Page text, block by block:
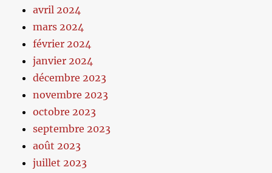
avril 2024
mars 2024
février 2024
janvier 2024
décembre 2023
novembre 2023
octobre 2023
septembre 2023
août 2023
juillet 2023